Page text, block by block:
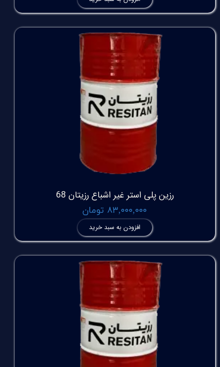
رزین پلی استر غیر اشباع رزیتان 68
۸۳,۰۰۰,۰۰۰ تومان
افزودن به سبد خرید